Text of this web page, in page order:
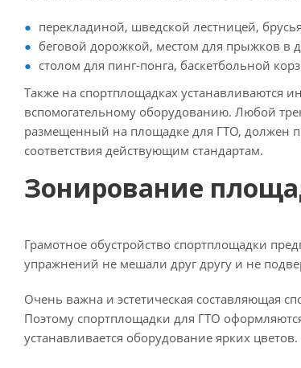
перекладиной, шведской лестницей,
беговой дорожкой, местом для прыжков в
столом для пинг-понга, баскетбольной
Также на спортплощадках устанавливаются
вспомогательному оборудованию. Любой
размещенный на площадке для ГТО, должен
соответствия действующим стандартам.
Зонирование
Грамотное обустройство спортплощадки
упражнений не мешали друг другу и не
Очень важна и эстетическая составляющая
Поэтому спортплощадки для ГТО
устанавливается оборудование ярких цветов.